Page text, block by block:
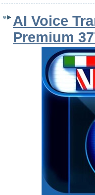
AI Voice
Premium